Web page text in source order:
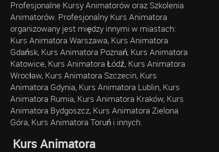
Profesjonalne Kursy Animatorów oraz Szkolenia
Animatorów. Profesjonalny Kurs Animatora
organizowany jest między innymi w miastach:
Kurs Animatora Warszawa, Kurs Animatora
Gdańsk, Kurs Animatora Poznań, Kurs Animatora
Katowice, Kurs Animatora Łódź, Kurs Animatora
Wrocław, Kurs Animatora Szczecin, Kurs
Animatora Gdynia, Kurs Animatora Lublin, Kurs
Animatora Rumia, Kurs Animatora Kraków, Kurs
Animatora Bydgoszcz, Kurs Animatora Zielona
Góra, Kurs Animatora Toruń i innych.
Kurs Animatora